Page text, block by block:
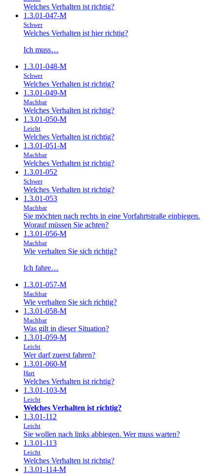
Welches Verhalten ist richtig?
1.3.01-047-M
Schwer
Welches Verhalten ist hier richtig?
Ich muss…
1.3.01-048-M
Schwer
Welches Verhalten ist richtig?
1.3.01-049-M
Machbar
Welches Verhalten ist richtig?
1.3.01-050-M
Leicht
Welches Verhalten ist richtig?
1.3.01-051-M
Machbar
Welches Verhalten ist richtig?
1.3.01-052
Schwer
Welches Verhalten ist richtig?
1.3.01-053
Machbar
Sie möchten nach rechts in eine Vorfahrtstraße einbiegen.
Worauf müssen Sie achten?
1.3.01-056-M
Machbar
Wie verhalten Sie sich richtig?
Ich fahre…
1.3.01-057-M
Machbar
Wie verhalten Sie sich richtig?
1.3.01-058-M
Machbar
Was gilt in dieser Situation?
1.3.01-059-M
Leicht
Wer darf zuerst fahren?
1.3.01-060-M
Hart
Welches Verhalten ist richtig?
1.3.01-103-M
Leicht
Welches Verhalten ist richtig?
1.3.01-112
Leicht
Sie wollen nach links abbiegen. Wer muss warten?
1.3.01-113
Leicht
Welches Verhalten ist richtig?
1.3.01-114-M